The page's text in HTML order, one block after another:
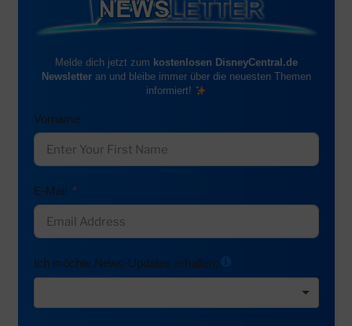
Melde dich jetzt zum kostenlosen DisneyCentral.de
Newsletteran und bleibe immer über die neuesten Themen
informiert!
Vorname
E-Mail
Ich möchte News-Updates erhalten: